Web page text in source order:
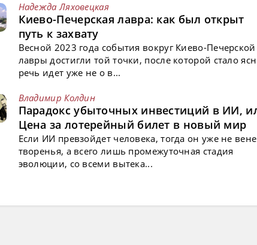
Надежда Ляховецкая
Киево-Печерская лавра: как был открыт
путь к захвату
Весной 2023 года события вокруг Киево-Печерской
лавры достигли той точки, после которой стало
речь идет уже не о в...
Владимир Колдин
Парадокс убыточных инвестиций в ИИ,
Цена за лотерейный билет в новый мир
Если ИИ превзойдет человека, тогда он уже не
творенья, а всего лишь промежуточная стадия
эволюции, со всеми вытека...